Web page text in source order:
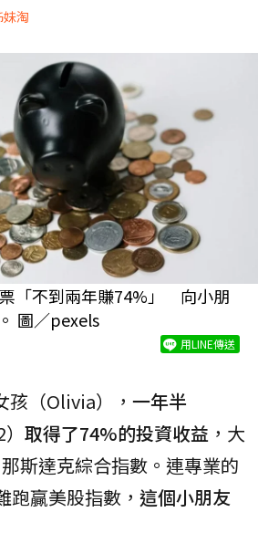
妹淘
「不到兩年賺74%」 向小朋
圖／pexels
用LINE傳送
孩（Olivia）， 一年半
取得了74%的投資收益 ，大
斯達克綜合指數。連專業的
跑贏美股指數， 這個小朋友